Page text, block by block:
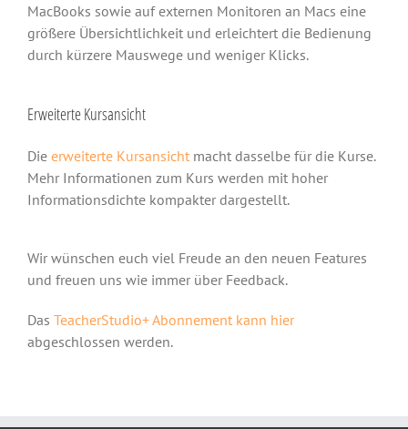
MacBooks sowie auf externen Monitoren an Macs eine
größere Übersichtlichkeit und erleichtert die Bedienung
durch kürzere Mauswege und weniger Klicks.
Erweiterte Kursansicht
Die erweiterte Kursansicht macht dasselbe für die Kurse.
Mehr Informationen zum Kurs werden mit hoher
Informationsdichte kompakter dargestellt.
Wir wünschen euch viel Freude an den neuen Features
und freuen uns wie immer über Feedback.
Das TeacherStudio+ Abonnement kann hier
abgeschlossen werden.